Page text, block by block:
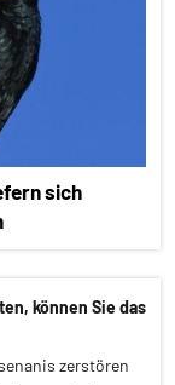
sich
können Sie das
zerstören